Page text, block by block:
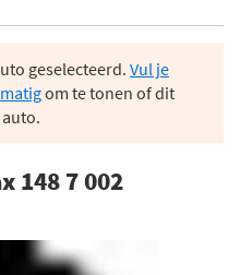
geselecteerd. Vul je
om te tonen of dit
148 7 002